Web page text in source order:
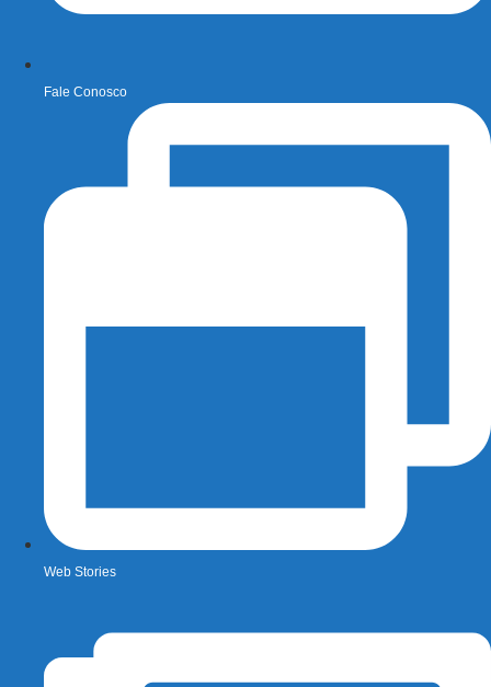
Fale Conosco
Web Stories